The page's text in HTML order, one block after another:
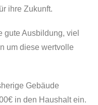
ihre Zukunft.
gute Ausbildung, viel
um diese wertvolle
Gebäude
in den Haushalt ein.